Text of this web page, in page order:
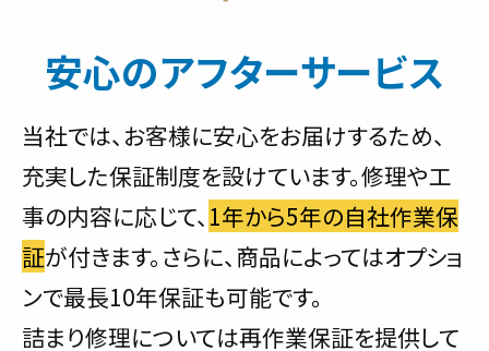
安心のアフターサービス
当社では、お客様に安心をお届けするため、
充実した保証制度を設けています。修理や工
事の内容に応じて、 1年から5年の自社作業保
証が付きます。さらに、商品によってはオプショ
ンで最長10年保証も可能です。
詰まり修理については再作業保証を提供して